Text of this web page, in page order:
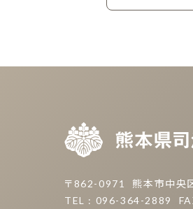
〒862-0971
熊本市中央
TEL : 096-364-2889